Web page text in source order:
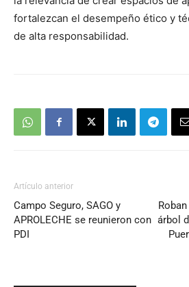
fortalezcan el desempeño ético y
de alta responsabilidad.
Artículo anterior
Campo Seguro, SAGO y
APROLECHE se reunieron con
PDI
árbol